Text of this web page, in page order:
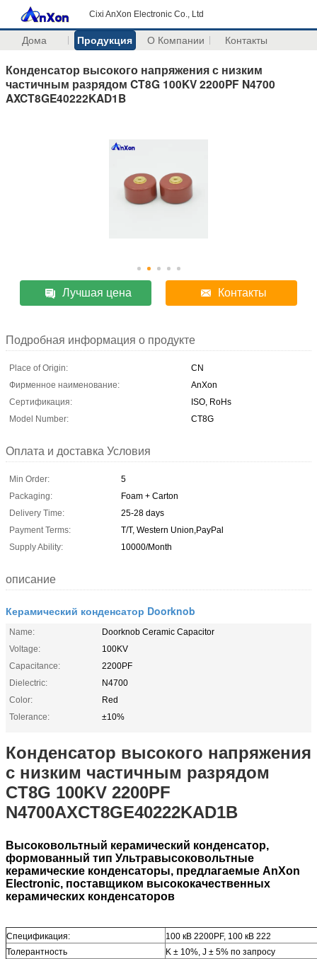
Cixi AnXon Electronic Co., Ltd
Дома Продукция О Компании Контакты
Конденсатор высокого напряжения с низким
частичным разрядом CT8G 100KV 2200PF N4700
AXCT8GE40222KAD1B
Лучшая цена Контакты
Подробная информация о продукте
Place of Origin:
CN
Фирменное наименование:
AnXon
Сертификация:
ISO, RoHs
Model Number:
CT8G
Оплата и доставка Условия
Min Order:
5
Packaging:
Foam + Carton
Delivery Time:
25-28 days
Payment Terms:
T/T, Western Union,PayPal
Supply Ability:
10000/Month
описание
Керамический конденсатор Doorknob
Name:
Doorknob Ceramic Capacitor
Voltage:
100KV
Capacitance:
2200PF
Dielectric:
N4700
Color:
Red
Tolerance:
±10%
Конденсатор высокого напряжения
с низким частичным разрядом
CT8G 100KV 2200PF
N4700AXCT8GE40222KAD1B
Высоковольтный керамический конденсатор,
формованный тип Ультравысоковольтные
керамические конденсаторы, предлагаемые AnXon
Electronic, поставщиком высококачественных
керамических конденсаторов
Спецификация:
100 кВ 2200PF, 100 кВ 222
Толерантность
K ± 10%, J ± 5% по запросу